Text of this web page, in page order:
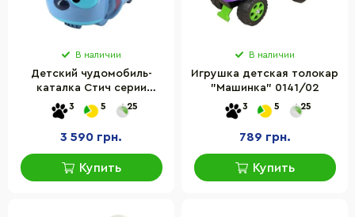
В наличии
Детский чудомобиль-
каталка Стич серии
"Zoom Zoom" Kiddieland
064691 со светом и
звуком
3 5 25
3 590 грн.
Купить
В наличии
Игрушка детская толокар
"Машинка" 0141/02
3 5 25
789 грн.
Купить